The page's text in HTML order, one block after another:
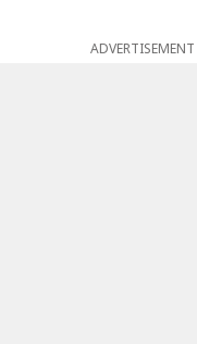
ADVERTISEMENT